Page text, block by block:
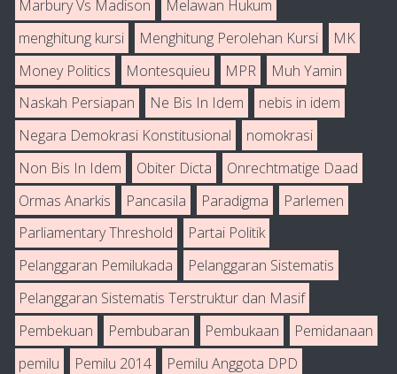
Marbury Vs Madison
Melawan Hukum
menghitung kursi
Menghitung Perolehan Kursi
MK
Money Politics
Montesquieu MPR
Muh Yamin
Naskah Persiapan
Ne Bis In Idem
nebis in idem
Negara Demokrasi Konstitusional
nomokrasi
Non Bis In Idem
Obiter Dicta
Onrechtmatige Daad
Ormas Anarkis
Pancasila Paradigma
Parlemen
Parliamentary Threshold
Partai Politik
Pelanggaran Pemilukada
Pelanggaran Sistematis
Pelanggaran Sistematis Terstruktur dan Masif
Pembekuan
Pembubaran Pembukaan
Pemidanaan
pemilu
Pemilu 2014
Pemilu Anggota DPD